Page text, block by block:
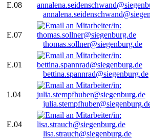
E.08
E.07
thomas.sollner@siegenburg.de
E.01
bettina.spannrad@siegenburg.de
1.04
E.04
lisa.strauch@siegenburg.de